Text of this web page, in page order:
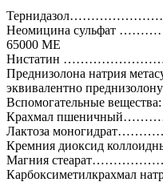
Неомицина сульфат
65000 МЕ
Нистатин
Преднизолона натрия
эквивалентно
Вспомогательные вещества:
Крахмал
Лактоза
Кремния диоксид
Магния
Карбоксиметилкрахмал